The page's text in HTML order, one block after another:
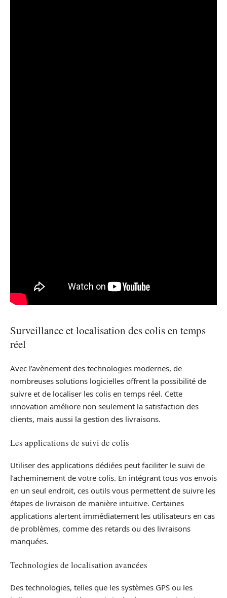
Surveillance et localisation des colis en temps
réel
Avec l’avènement des technologies modernes, de
nombreuses solutions logicielles offrent la possibilité de
suivre et de localiser les colis en temps réel. Cette
innovation améliore non seulement la satisfaction des
clients, mais aussi la gestion des livraisons.
Les applications de suivi de colis
Utiliser des applications dédiées peut faciliter le suivi de
l’acheminement de votre colis. En intégrant tous vos envois
en un seul endroit, ces outils vous permettent de suivre les
étapes de livraison de manière intuitive. Certaines
applications alertent immédiatement les utilisateurs en cas
de problèmes, comme des retards ou des livraisons
manquées.
Technologies de localisation avancées
Des technologies, telles que les systèmes GPS ou les